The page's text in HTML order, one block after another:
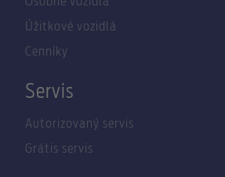
Úžitkové vozidlá
Cenníky
Servis
Autorizovaný servis
Grátis servis